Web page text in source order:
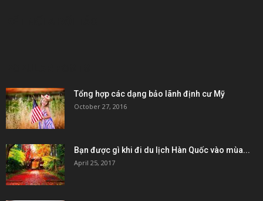
Tổng hợp các dạng bảo lãnh định cư Mỹ
October 27, 2016
Bạn được gì khi đi du lịch Hàn Quốc vào mùa...
April 25, 2017